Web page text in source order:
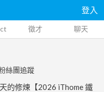
登入
徵才 聊天
絲團追蹤
的修煉【2026 iThome 鐵